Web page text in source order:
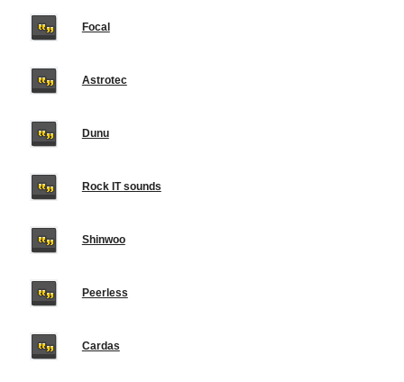
Focal
Astrotec
Dunu
Rock IT sounds
Shinwoo
Peerless
Cardas